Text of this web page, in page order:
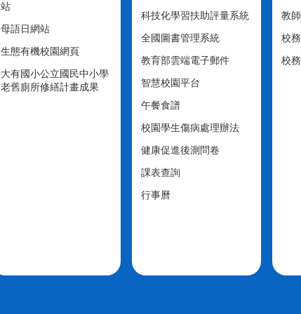
站
母語日網站
生態有機校園網頁
大有國小公立國民中小學
老舊廁所修繕計畫成果
科技化學習扶助評量系統
全國圖書管理系統
教育部雲端電子郵件
智慧校園平台
午餐食譜
校園學生傷病處理辦法
健康促進後測問卷
課表查詢
行事曆
教
校
校